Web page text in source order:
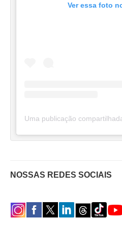
Ver essa foto
NOSSAS REDES SOCIAIS